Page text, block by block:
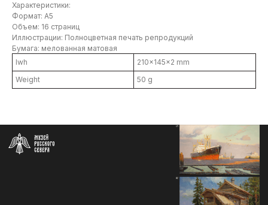
Характеристики:
Формат: А5
Объем: 16 страниц
Иллюстрации: Полноцветная печать репродукций
Бумага: мелованная матовая
lwh
210x145x2 mm
Weight
50 g
ИЗДАТЕЛЬСТВО
ГАЛЕРЕЯ
КОЛЛЕКЦИЯ
О МУЗЕЕ
ПОДДЕРЖАТЬ
Разработка сайта
СОБЫТИЯ